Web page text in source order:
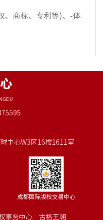
、商标、专利等)、-体
中心W3区16楼1611室
成都国际版权交易中心
事务中心 古格王朝